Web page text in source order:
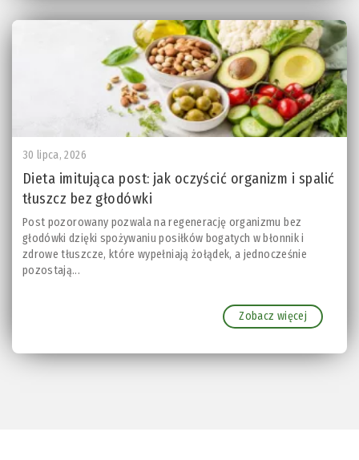
30 lipca, 2026
Dieta imitująca post: jak oczyścić organizm i spalić
tłuszcz bez głodówki
Post pozorowany pozwala na regenerację organizmu bez
głodówki dzięki spożywaniu posiłków bogatych w błonnik i
zdrowe tłuszcze, które wypełniają żołądek, a jednocześnie
pozostają...
Zobacz więcej